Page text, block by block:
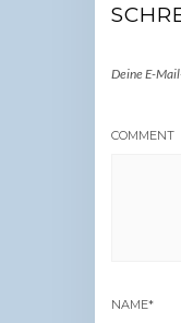
Deine E-
COMMENT
NAME*